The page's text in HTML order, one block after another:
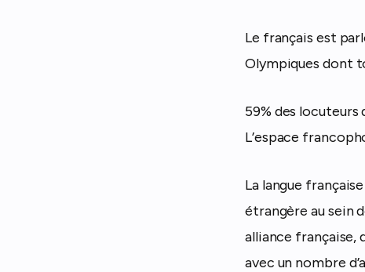
Le français est
Olympiques dont
59% des
L’espace
La langue
étrangère au sein
alliance française,
avec un nombre